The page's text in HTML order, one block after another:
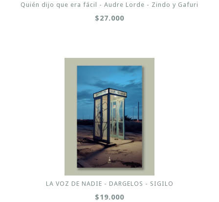
Quién dijo que era fácil - Audre Lorde - Zindo y Gafuri
$27.000
LA VOZ DE NADIE - DARGELOS - SIGILO
$19.000